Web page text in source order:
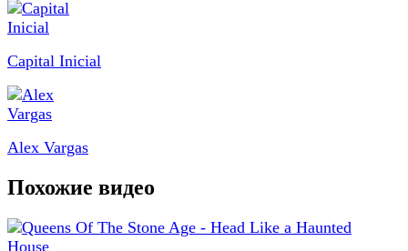
Capital Inicial
Alex Vargas
Похожие видео